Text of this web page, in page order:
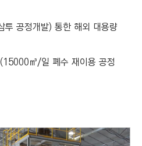
투 공정개발) 통한 해외 대용량
㎥/일 폐수 재이용 공정